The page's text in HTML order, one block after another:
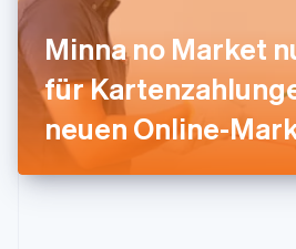
Minna no Market
für
neuen Online-
Liechtenstein
Deutsch
Litauen
English
Luxemburg
FrançaisDeutsch English
Malaysia
Malta